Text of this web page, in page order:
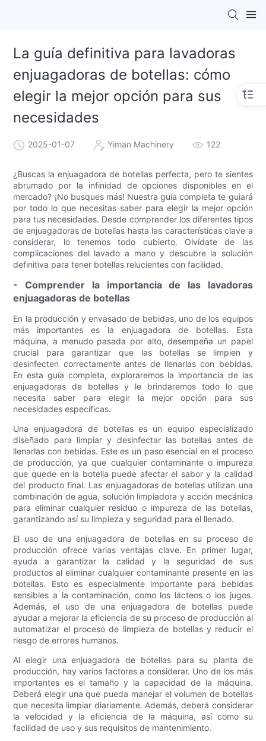
La guía definitiva para lavadoras
enjuagadoras de botellas: cómo
elegir la mejor opción para sus
necesidades
2025-01-07 Yiman Machinery 122
¿Buscas la enjuagadora de botellas perfecta, pero te sientes
abrumado por la infinidad de opciones disponibles en el
mercado? ¡No busques más! Nuestra guía completa te guiará
por todo lo que necesitas saber para elegir la mejor opción
para tus necesidades. Desde comprender los diferentes tipos
de enjuagadoras de botellas hasta las características clave a
considerar, lo tenemos todo cubierto. Olvídate de las
complicaciones del lavado a mano y descubre la solución
definitiva para tener botellas relucientes con facilidad.
- Comprender la importancia de las lavadoras
enjuagadoras de botellas
En la producción y envasado de bebidas, uno de los equipos
más importantes es la enjuagadora de botellas. Esta
máquina, a menudo pasada por alto, desempeña un papel
crucial para garantizar que las botellas se limpien y
desinfecten correctamente antes de llenarlas con bebidas.
En esta guía completa, exploraremos la importancia de las
enjuagadoras de botellas y le brindaremos todo lo que
necesita saber para elegir la mejor opción para sus
necesidades específicas.
Una enjuagadora de botellas es un equipo especializado
diseñado para limpiar y desinfectar las botellas antes de
llenarlas con bebidas. Este es un paso esencial en el proceso
de producción, ya que cualquier contaminante o impureza
que quede en la botella puede afectar el sabor y la calidad
del producto final. Las enjuagadoras de botellas utilizan una
combinación de agua, solución limpiadora y acción mecánica
para eliminar cualquier residuo o impureza de las botellas,
garantizando así su limpieza y seguridad para el llenado.
El uso de una enjuagadora de botellas en su proceso de
producción ofrece varias ventajas clave. En primer lugar,
ayuda a garantizar la calidad y la seguridad de sus
productos al eliminar cualquier contaminante presente en las
botellas. Esto es especialmente importante para bebidas
sensibles a la contaminación, como los lácteos o los jugos.
Además, el uso de una enjuagadora de botellas puede
ayudar a mejorar la eficiencia de su proceso de producción al
automatizar el proceso de limpieza de botellas y reducir el
riesgo de errores humanos.
Al elegir una enjuagadora de botellas para su planta de
producción, hay varios factores a considerar. Uno de los más
importantes es el tamaño y la capacidad de la máquina.
Deberá elegir una que pueda manejar el volumen de botellas
que necesita limpiar diariamente. Además, deberá considerar
la velocidad y la eficiencia de la máquina, así como su
facilidad de uso y sus requisitos de mantenimiento.